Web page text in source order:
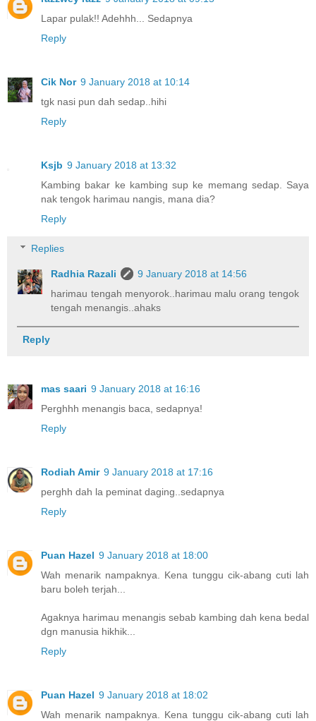
Lapar pulak!! Adehhh... Sedapnya
Reply
Cik Nor 9 January 2018 at 10:14
tgk nasi pun dah sedap..hihi
Reply
Ksjb 9 January 2018 at 13:32
Kambing bakar ke kambing sup ke memang sedap. Saya
nak tengok harimau nangis, mana dia?
Reply
Replies
Radhia Razali
9 January 2018 at 14:56
harimau tengah menyorok..harimau malu orang tengok
tengah menangis..ahaks
Reply
mas saari 9 January 2018 at 16:16
Perghhh menangis baca, sedapnya!
Reply
Rodiah Amir 9 January 2018 at 17:16
perghh dah la peminat daging..sedapnya
Reply
Puan Hazel 9 January 2018 at 18:00
Wah menarik nampaknya. Kena tunggu cik-abang cuti lah
baru boleh terjah...
Agaknya harimau menangis sebab kambing dah kena bedal
dgn manusia hikhik...
Reply
Puan Hazel 9 January 2018 at 18:02
Wah menarik nampaknya. Kena tunggu cik-abang cuti lah